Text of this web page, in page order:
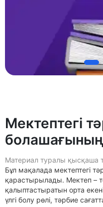
Мектептегі
болашағының
Материал туралы қысқаша
Бұл мақалада мектептегі
қарастырылады. Мектеп –
қалыптастыратын орта
үлгі болу рөлі, тәрбие